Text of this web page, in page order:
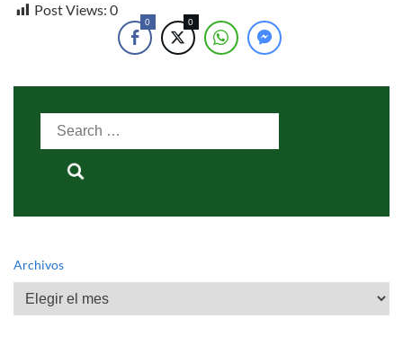
Post Views: 0
0 0
Search
Archivos
Archivos